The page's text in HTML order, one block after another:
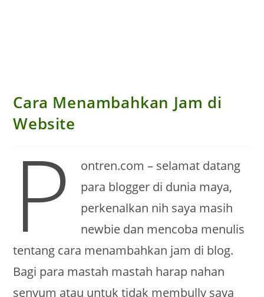
Cara Menambahkan Jam di
Website
p
ontren.com – selamat datang
para blogger di dunia maya,
perkenalkan nih saya masih
newbie dan mencoba menulis
tentang cara menambahkan jam di blog.
Bagi para mastah mastah harap nahan
senyum atau untuk tidak membully saya